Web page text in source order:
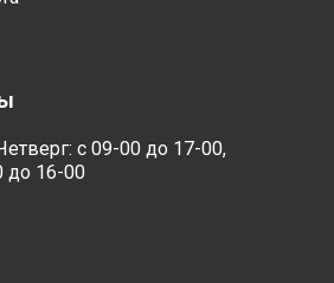
с 09-00 до 17-00,
до 16-00